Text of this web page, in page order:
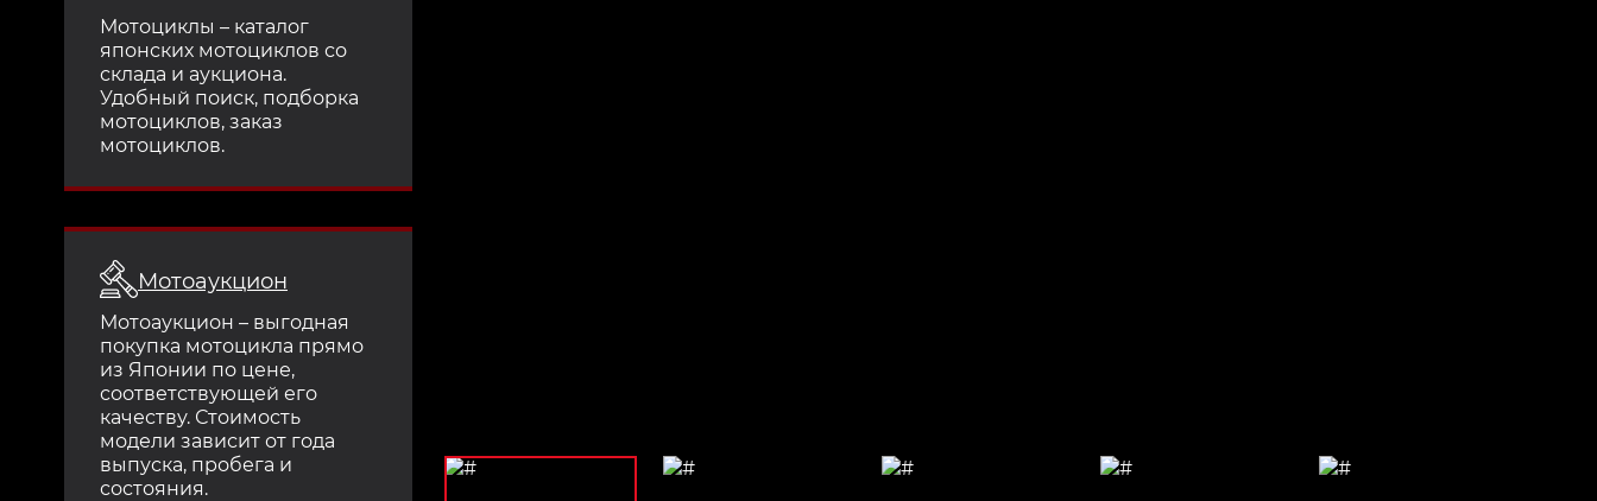
Мотоциклы – каталог
японских мотоциклов со
склада и аукциона.
Удобный поиск, подборка
мотоциклов, заказ
мотоциклов.
Мотоаукцион
Мотоаукцион – выгодная
покупка мотоцикла прямо
из Японии по цене,
соответствующей его
качеству. Стоимость
модели зависит от года
выпуска, пробега и
состояния.